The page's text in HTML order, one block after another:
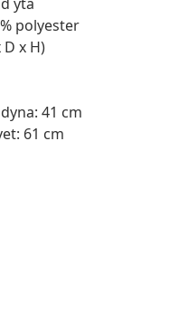
polyester
D x H)
41 cm
61 cm